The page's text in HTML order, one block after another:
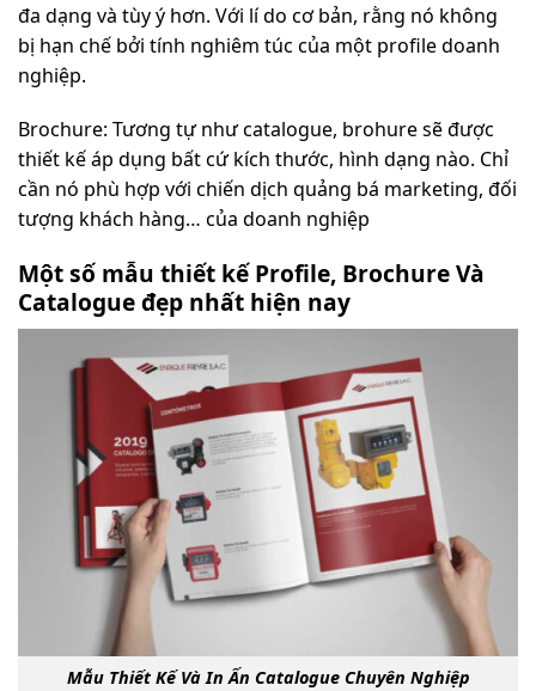
đa dạng và tùy ý hơn. Với lí do cơ bản, rằng nó không
bị hạn chế bởi tính nghiêm túc của một profile doanh
nghiệp.
Brochure: Tương tự như catalogue, brohure sẽ được
thiết kế áp dụng bất cứ kích thước, hình dạng nào. Chỉ
cần nó phù hợp với chiến dịch quảng bá marketing, đối
tượng khách hàng… của doanh nghiệp
Một số mẫu thiết kế Profile, Brochure Và
Catalogue đẹp nhất hiện nay
Mẫu Thiết Kế Và In Ấn Catalogue Chuyên Nghiệp